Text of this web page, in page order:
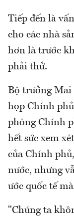
Tiếp đến là
cho các nhà
hơn là trước
phải thử.
Bộ trưởng Mai
họp Chính
phòng Chính
hết sức xem
của Chính
nước, nhưng
ước quốc tế
"Chúng ta